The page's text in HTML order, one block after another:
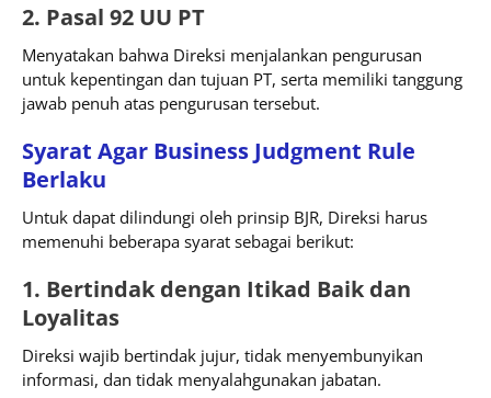
2. Pasal 92 UU PT
Menyatakan bahwa Direksi menjalankan pengurusan
untuk kepentingan dan tujuan PT, serta memiliki tanggung
jawab penuh atas pengurusan tersebut.
Syarat Agar Business Judgment Rule
Berlaku
Untuk dapat dilindungi oleh prinsip BJR, Direksi harus
memenuhi beberapa syarat sebagai berikut:
1. Bertindak dengan Itikad Baik dan
Loyalitas
Direksi wajib bertindak jujur, tidak menyembunyikan
informasi, dan tidak menyalahgunakan jabatan.